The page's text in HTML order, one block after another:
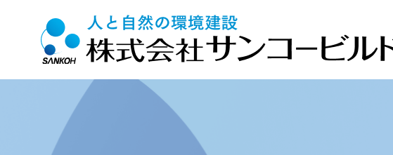
Top>施工実績>共同住宅>レジェンド直方新築工事